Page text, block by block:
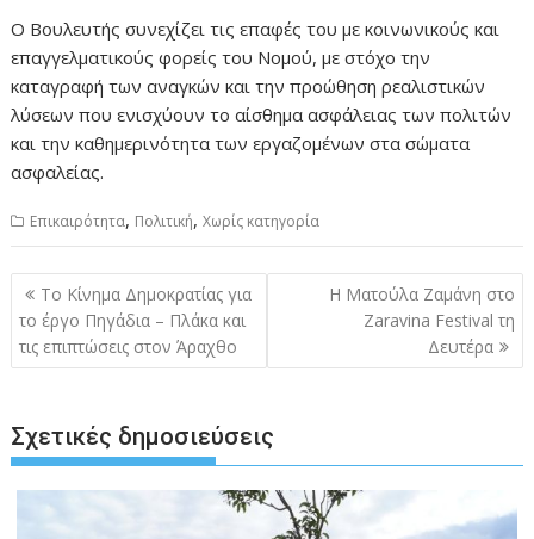
Ο Βουλευτής συνεχίζει τις επαφές του με κοινωνικούς και
επαγγελματικούς φορείς του Νομού, με στόχο την
καταγραφή των αναγκών και την προώθηση ρεαλιστικών
λύσεων που ενισχύουν το αίσθημα ασφάλειας των πολιτών
και την καθημερινότητα των εργαζομένων στα σώματα
ασφαλείας.
Επικαιρότητα, Πολιτική,Χωρίς κατηγορία
Πλοήγηση
άρθρων
Το Κίνημα Δημοκρατίας για
το έργο Πηγάδια – Πλάκα και
τις επιπτώσεις στον Άραχθο
Η Ματούλα Ζαμάνη στο
Zaravina Festival τη
Δευτέρα
Σχετικές δημοσιεύσεις